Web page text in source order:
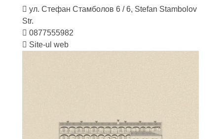
ул. Стефан Стамболов 6 / 6, Stefan Stambolov
Str.
0877555982
Site-ul web